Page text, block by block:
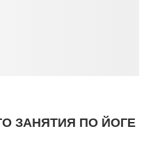
ЗАНЯТИЯ ПО ЙОГЕ